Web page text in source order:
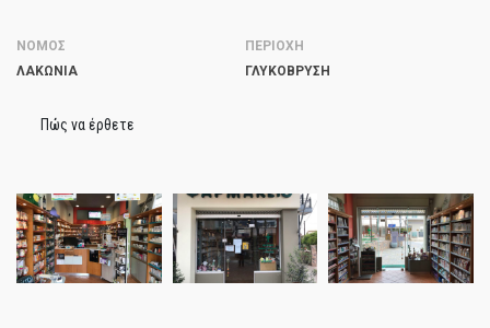
ΝΟΜΟΣ
ΛΑΚΩΝΙΑ
ΠΕΡΙΟΧΗ
ΓΛΥΚΌΒΡΥΣΗ
Πώς να έρθετε